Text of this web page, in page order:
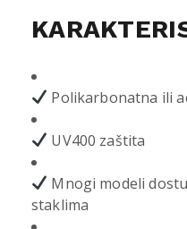
Polikarbonatna ili
UV400 zaštita
Mnogi modeli
staklima